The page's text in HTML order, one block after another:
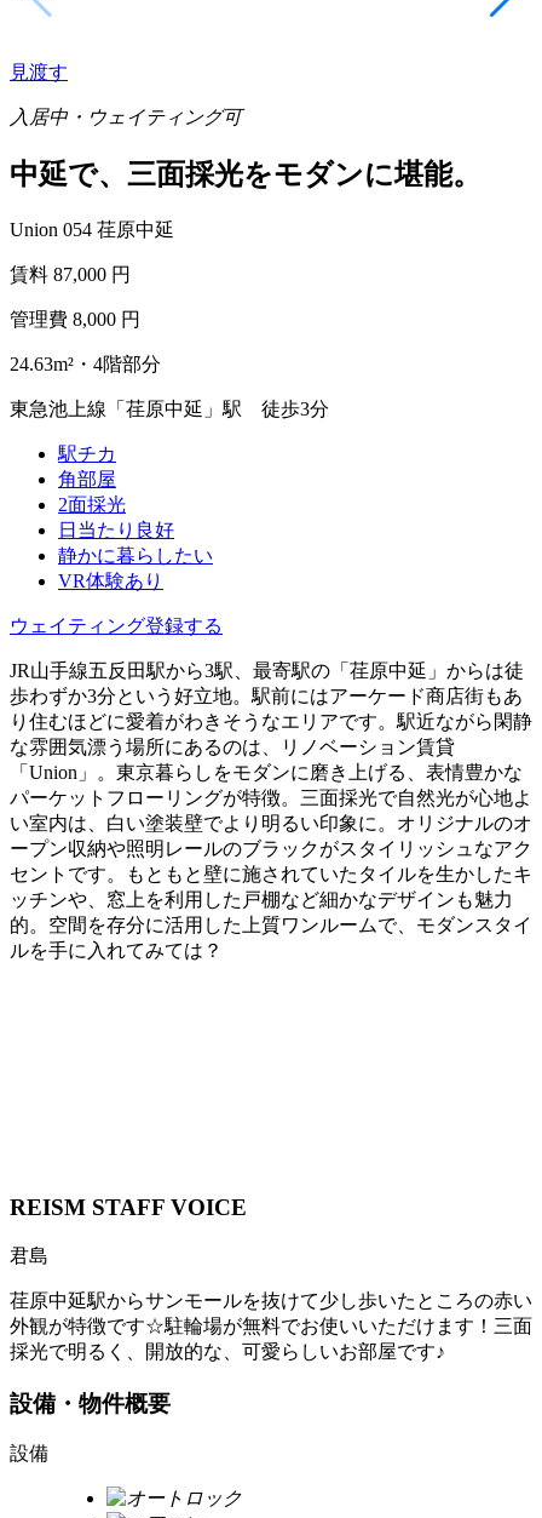
見渡す
入居中・ウェイティング可
中延で、三面採光をモダンに堪能。
Union 054 荏原中延
賃料 87,000 円
管理費 8,000 円
24.63m²・4階部分
東急池上線「荏原中延」駅 徒歩3分
駅チカ
角部屋
2面採光
日当たり良好
静かに暮らしたい
VR体験あり
ウェイティング登録する
JR山手線五反田駅から3駅、最寄駅の「荏原中延」からは徒
歩わずか3分という好立地。駅前にはアーケード商店街もあ
り住むほどに愛着がわきそうなエリアです。駅近ながら閑静
な雰囲気漂う場所にあるのは、リノベーション賃貸
「Union」。東京暮らしをモダンに磨き上げる、表情豊かな
パーケットフローリングが特徴。三面採光で自然光が心地よ
い室内は、白い塗装壁でより明るい印象に。オリジナルのオ
ープン収納や照明レールのブラックがスタイリッシュなアク
セントです。もともと壁に施されていたタイルを生かしたキ
ッチンや、窓上を利用した戸棚など細かなデザインも魅力
的。空間を存分に活用した上質ワンルームで、モダンスタイ
ルを手に入れてみては？
REISM STAFF VOICE
君島
荏原中延駅からサンモールを抜けて少し歩いたところの赤い
外観が特徴です☆駐輪場が無料でお使いいただけます！三面
採光で明るく、開放的な、可愛らしいお部屋です♪
設備・物件概要
設備